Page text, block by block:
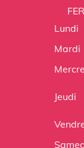
Lundi
Mardi
Jeudi